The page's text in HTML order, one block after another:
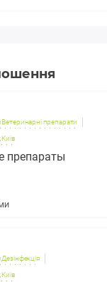
препарати
Київ
препараты
Київ